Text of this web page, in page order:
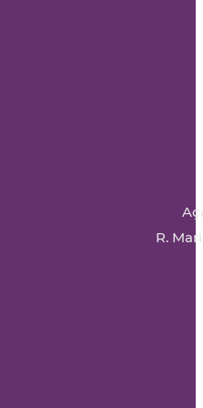
R.